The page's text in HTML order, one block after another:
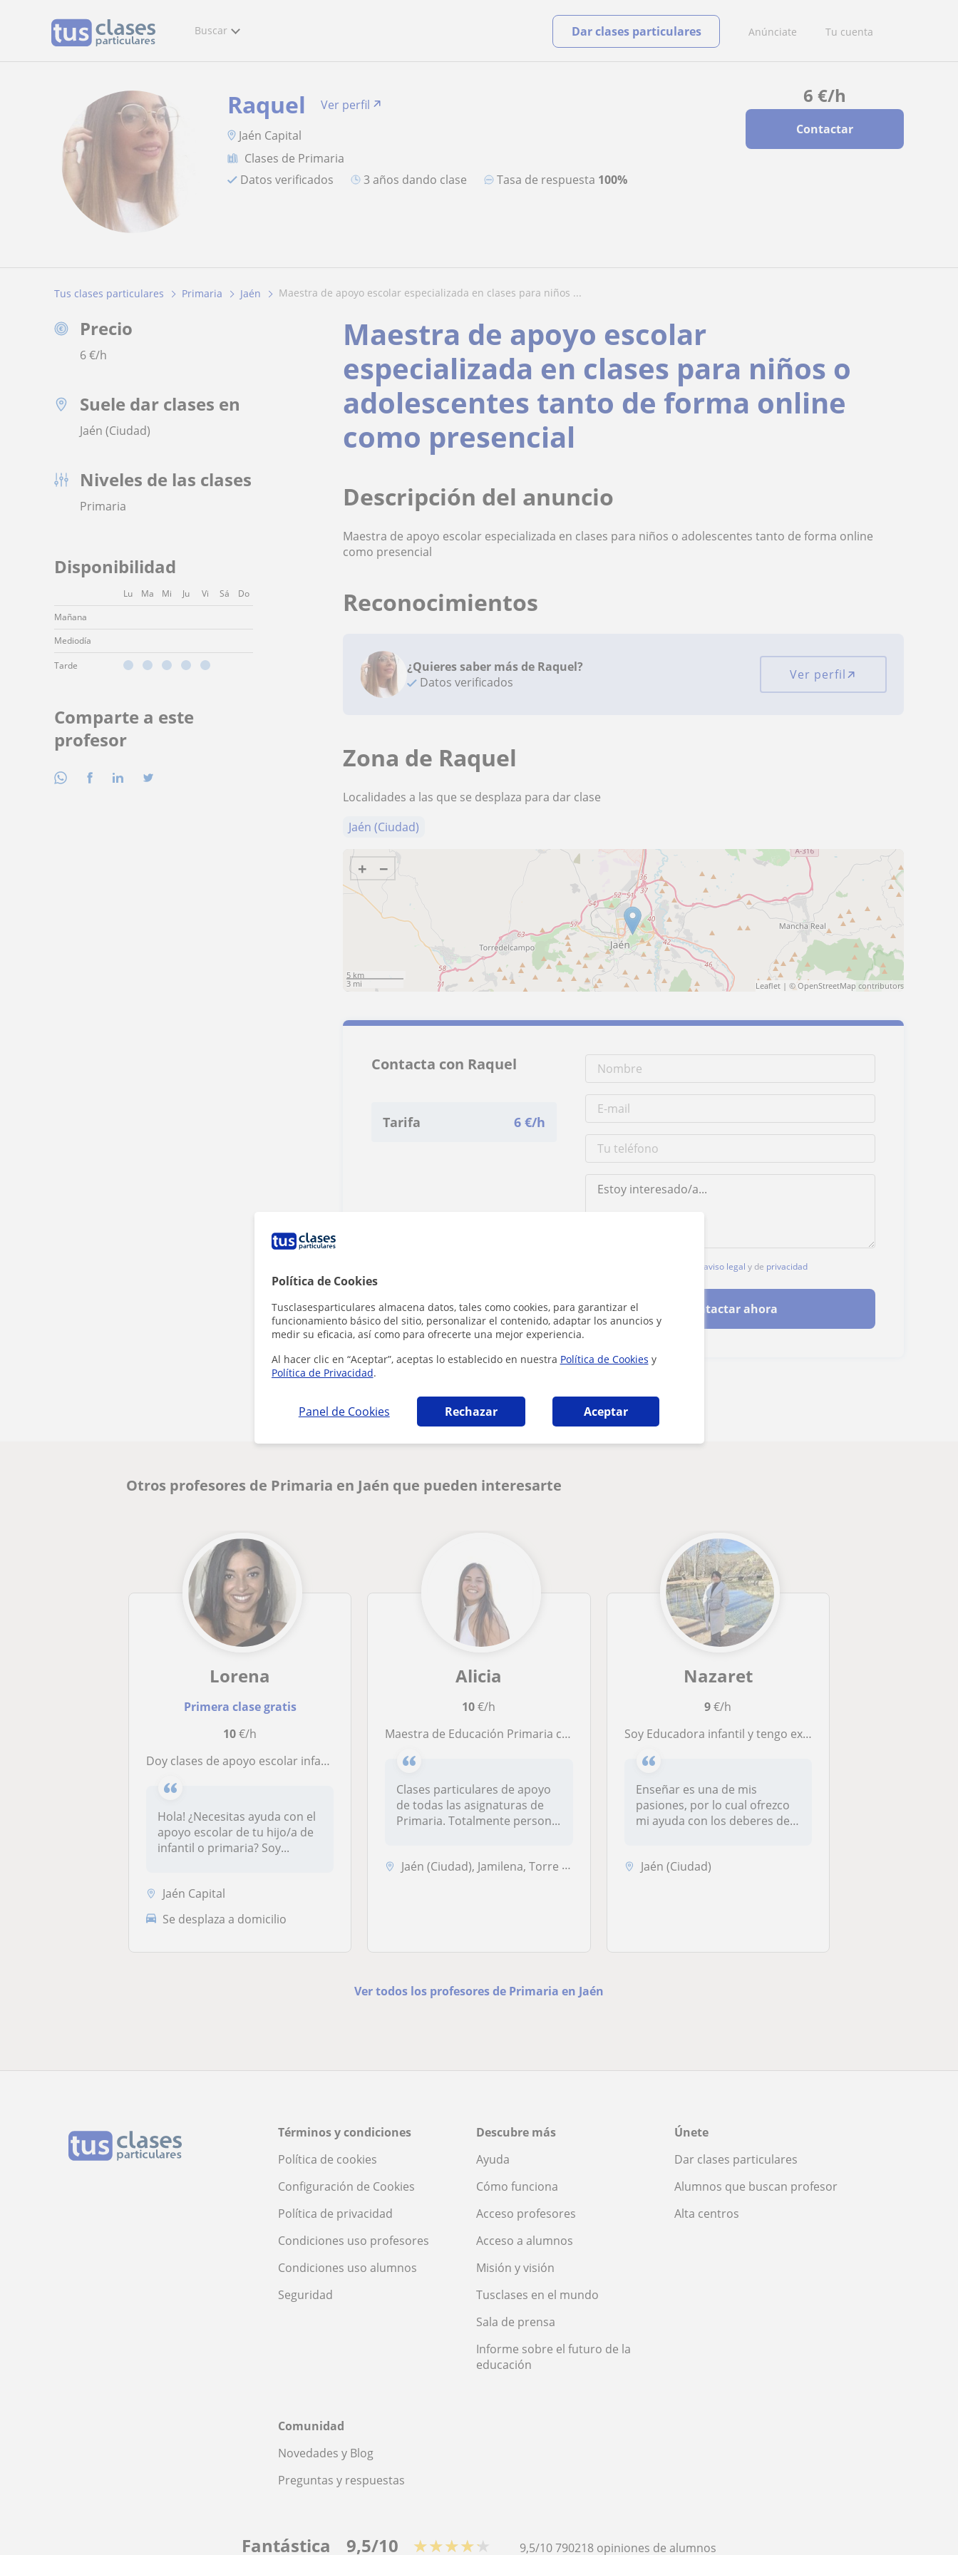
Política de Cookies
Tusclasesparticulares almacena datos, tales como cookies, para garantizar el
funcionamiento básico del sitio, personalizar el contenido, adaptar los anuncios y
medir su eficacia, así como para ofrecerte una mejor experiencia.
Al hacer clic en “Aceptar”, aceptas lo establecido en nuestra Política de Cookies y
Política de Privacidad.
Panel de Cookies Rechazar Aceptar
Buscar Anúnciate Tu cuenta
Dar clases particulares
6 €/h
Contactar
Raquel
Ver perfil
Jaén Capital
Clases de Primaria
Datos verificados
3 años dando clase Tasa de respuesta 100%
Tus clases particulares Primaria Jaén maestra de apoyo escolar especializada en clases para niños ...
Precio
6€/h
Suele dar clases en
Jaén (Ciudad)
Niveles de las clases
Primaria
Disponibilidad
Lu Ma Mi Ju Vi Sá
Do
Mañana
Mediodía
Tarde
Comparte a este
profesor
Maestra de apoyo escolar
especializada en clases para niños o
adolescentes tanto de forma online
como presencial
Descripción del anuncio
Maestra de apoyo escolar especializada en clases para niños o adolescentes tanto de forma online
como presencial
Reconocimientos
¿Quieres saber más de Raquel?
Datos verificados
Ver perfil
Zona de Raquel
Localidades a las que se desplaza para dar clase
Jaén (Ciudad)
+ −
5 km
3 mi
Leaflet| © OpenStreetMap contributors
Contacta con Raquel
Tarifa 6 €/h
aviso legal y de privacidad
Contactar ahora
¿Hay algún error en este perfil?
Otros profesores de Primaria en Jaén que pueden interesarte
Lorena
Primera clase gratis
10€/h
Doy clases de apoyo escolar infantil y primaria
Hola! ¿Necesitas ayuda con el
apoyo escolar de tu hijo/a de
infantil o primaria? Soy...
Jaén Capital
Se desplaza a domicilio
Alicia
10€/h
Maestra de Educación Primaria con 3 años dando clases particulares
Clases particulares de apoyo
de todas las asignaturas de
Primaria. Totalmente person...
Jaén (Ciudad), Jamilena, Torre del Campo, Torredonjimeno
Nazaret
9€/h
Soy Educadora infantil y tengo experiencia con niños de primaria
Enseñar es una de mis
pasiones, por lo cual ofrezco
mi ayuda con los deberes de
Jaén (Ciudad)
Ver todos los profesores de Primaria en Jaén
Términos y condiciones
Política de cookies
Configuración de Cookies
Política de privacidad
Condiciones uso profesores
Condiciones uso alumnos
Seguridad
Descubre más
Ayuda
Cómo funciona
Acceso profesores
Acceso a alumnos
Misión y visión
Tusclases en el mundo
Sala de prensa
Informe sobre el futuro de la
educación
Únete
Dar clases particulares
Alumnos que buscan profesor
Alta centros
Comunidad
Novedades y Blog
Preguntas y respuestas
Fantástica 9,5/10 ★★★★★ 9,5/10790218 opiniones de alumnos